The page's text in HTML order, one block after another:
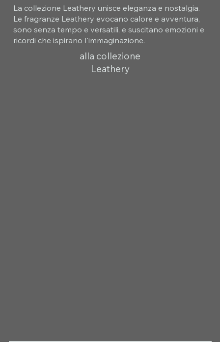
La collezione Leathery unisce eleganza e nostalgia.
Le fragranze Leathery evocano calore e avventura,
sono senza tempo e versatili, e suscitano emozioni e
ricordi che ispirano l'immaginazione.
alla collezione
Leathery